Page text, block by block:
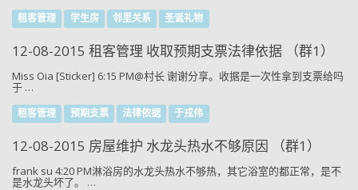
租客管理 学生房 邻里关系 圣诞礼物
12-08-2015 租客管理 收取预期支票法律依据 （群1）
Miss Oia [Sticker] 6:15 PM@村长 谢谢分享。收据是一次性拿到支票给吗
于 …
租客管理 预期支票 法律依据 于戎伟
12-08-2015 房屋维护 水龙头热水不够原因 （群1）
frank su 4:20 PM淋浴房的水龙头热水不够热，其它浴室的都正常，是不
是水龙头坏了。 …